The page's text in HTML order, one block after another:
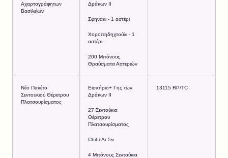
Αχαρτογράφητων
Βασιλείων
Δράκων II
Σφηνάκι - 1 αστέρι
Χοροπηδηχτούλι - 1
αστέρι
200 Μπόνους
Θραύσματα Αστεριών
Νέο Πακέτο
Σεντουκιού Θέρετρου
Πλατσουρίσματος
Εισιτήριο+ Γης των
Δράκων II
27 Σεντούκια
Θέρετρου
Πλατσουρίσματος
Chibi Λι Σιν
4 Μπόνους Σεντούκια
13115 RP/TC